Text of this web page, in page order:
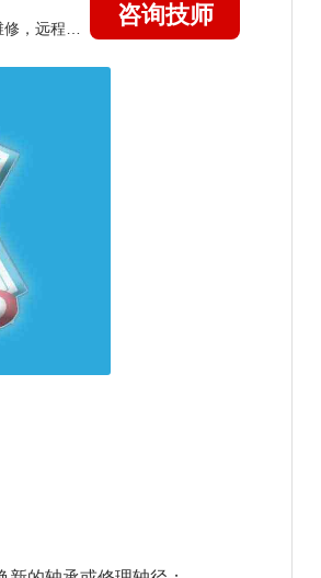
咨询技师